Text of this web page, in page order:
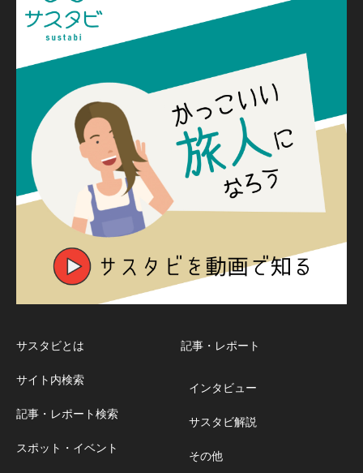
サスタビとは
サイト内検索
記事・レポート検索
スポット・イベント
記事・レポート
インタビュー
サスタビ解説
その他